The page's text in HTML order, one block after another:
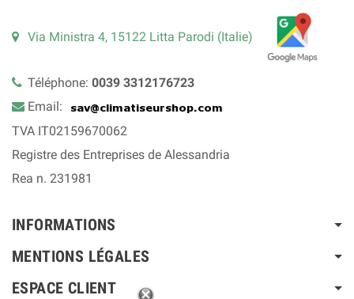
Via Ministra 4, 15122 Litta Parodi (Italie)
Téléphone: 0039 3312176723
Email:
TVA IT02159670062
Registre des Entreprises de Alessandria
Rea n. 231981
INFORMATIONS
MENTIONS LÉGALES
ESPACE CLIENT